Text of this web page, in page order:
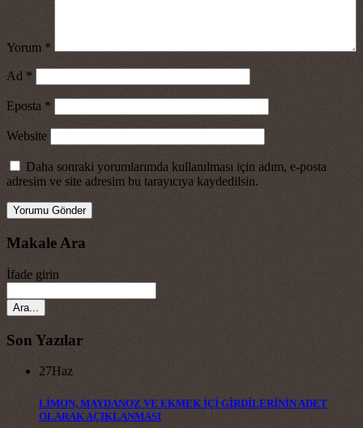
Yorum *
Ad *
Eposta *
Website
Daha sonraki yorumlarımda kullanılması için adım, e-posta
adresim ve site adresim bu tarayıcıya kaydedilsin.
Makale Ara
İfade girin
Son Yazılar
27Haz
LİMON, MAYDANOZ VE EKMEK İÇİ GİRDİLERİNİN ADET
OLARAK AÇIKLANMASI